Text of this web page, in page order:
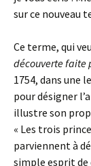
sur ce nouveau
Ce terme, qui
découverte faite
1754, dans une
pour désigner
illustre son
« Les trois
parviennent à
simple esprit de